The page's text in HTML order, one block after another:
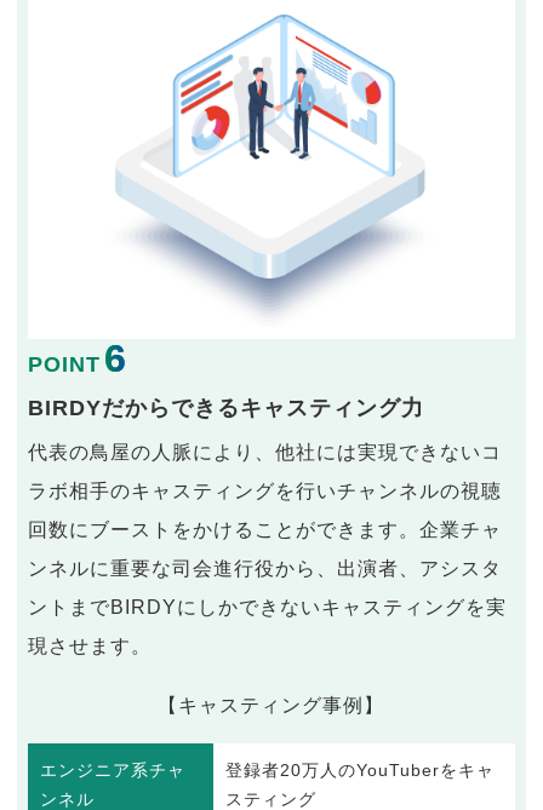
POINT 6
BIRDYだからできるキャスティング力
代表の鳥屋の人脈により、他社には実現できないコ
ラボ相手のキャスティングを行いチャンネルの視聴
回数にブーストをかけることができます。企業チャ
ンネルに重要な司会進行役から、出演者、アシスタ
ントまでBIRDYにしかできないキャスティングを実
現させます。
【キャスティング事例】
エンジニア系チャ
ンネル
登録者20万人のYouTuberをキャ
スティング